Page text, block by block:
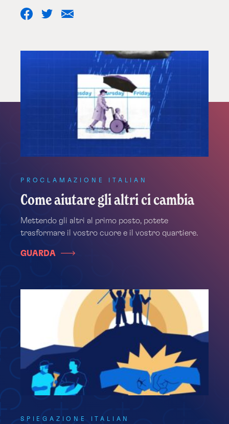
Italiano
Share
Facebook
Share
Twitter
Share
Email
Come aiutare gli altri ci cambia
PROCLAMAZIONE ITALIAN
Mettendo gli altri al primo posto, potete
trasformare il vostro cuore e il vostro quartiere.
GUARDA
SPIEGAZIONE ITALIAN